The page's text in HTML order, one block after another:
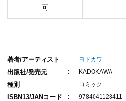
可
著者/アーティスト ヨドカワ
出版社/発売元 KADOKAWA
種別 コミック
ISBN13/JANコード 9784041128411